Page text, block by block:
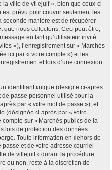
la ville de villejuif », bien que ceux-ci
prévu pour couvrir seulement les
seconde manière est de récupérer
que nous collectons. Ceci peut être,
en tant qu’utilisateur invité
»), l’enregistrement sur « Marchés
ici par « votre compte ») et les
et lors d’une connexion
identifiant unique (désigné ci-après
de passe personnel utilisé pour la
par « votre mot de passe »), et
(désignée ci-après par « votre
compte sur « Marchés publics de la
lois de protection des données
Toute information en-dehors de
passe et de votre adresse courriel
de villejuif » durant la procédure
ou non, reste à la discrétion de